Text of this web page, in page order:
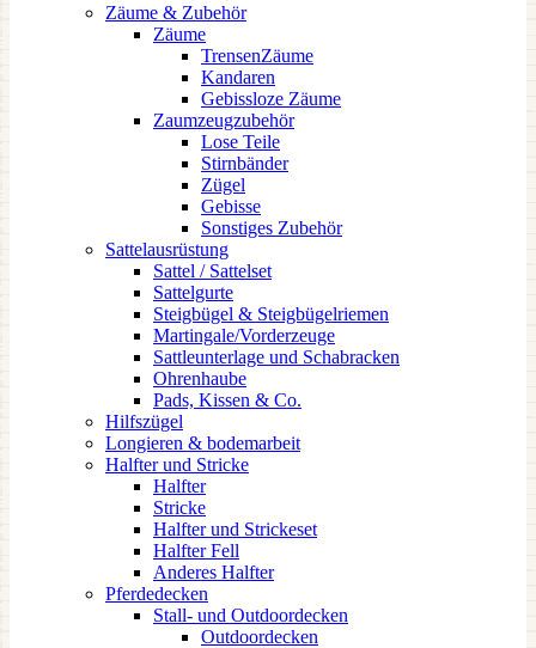
Zäume & Zubehör
Zäume
TrensenZäume
Kandaren
Gebissloze Zäume
Zaumzeugzubehör
Lose Teile
Stirnbänder
Zügel
Gebisse
Sonstiges Zubehör
Sattelausrüstung
Sattel / Sattelset
Sattelgurte
Steigbügel & Steigbügelriemen
Martingale/Vorderzeuge
Sattleunterlage und Schabracken
Ohrenhaube
Pads, Kissen & Co.
Hilfszügel
Longieren & bodemarbeit
Halfter und Stricke
Halfter
Stricke
Halfter und Strickeset
Halfter Fell
Anderes Halfter
Pferdedecken
Stall- und Outdoordecken
Outdoordecken